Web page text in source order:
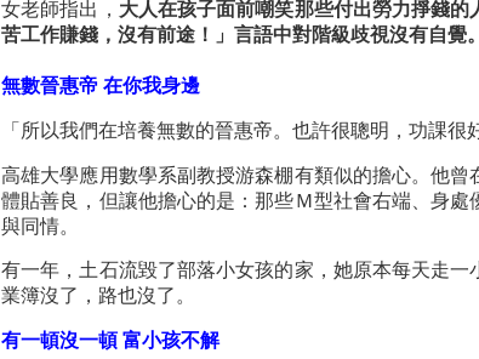
女老師指出， 大人在孩子面前嘲笑那些付出勞力掙錢
苦工作賺錢，沒有前途！」言語中對階級歧視沒有自覺。
無數晉惠帝 在你我身邊
「所以我們在培養無數的晉惠帝。也許很聰明，功課很
高雄大學應用數學系副教授游森棚有類似的擔心。他
體貼善良，但讓他擔心的是：那些Ｍ型社會右端、身
與同情。
有一年，土石流毀了部落小女孩的家，她原本每天走
業簿沒了，路也沒了。
有一頓沒一頓 富小孩不解